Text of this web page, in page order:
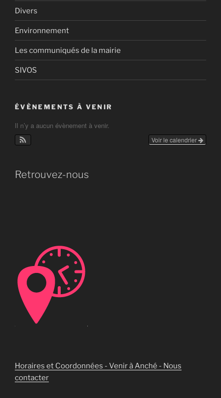
Divers
Environnement
Les communiqués de la mairie
SIVOS
ÉVÈNEMENTS À VENIR
Il n’y a aucun évènement à venir.
Voir le calendrier
Retrouvez-nous
Horaires et Coordonnées - Venir à Anché - Nous
contacter